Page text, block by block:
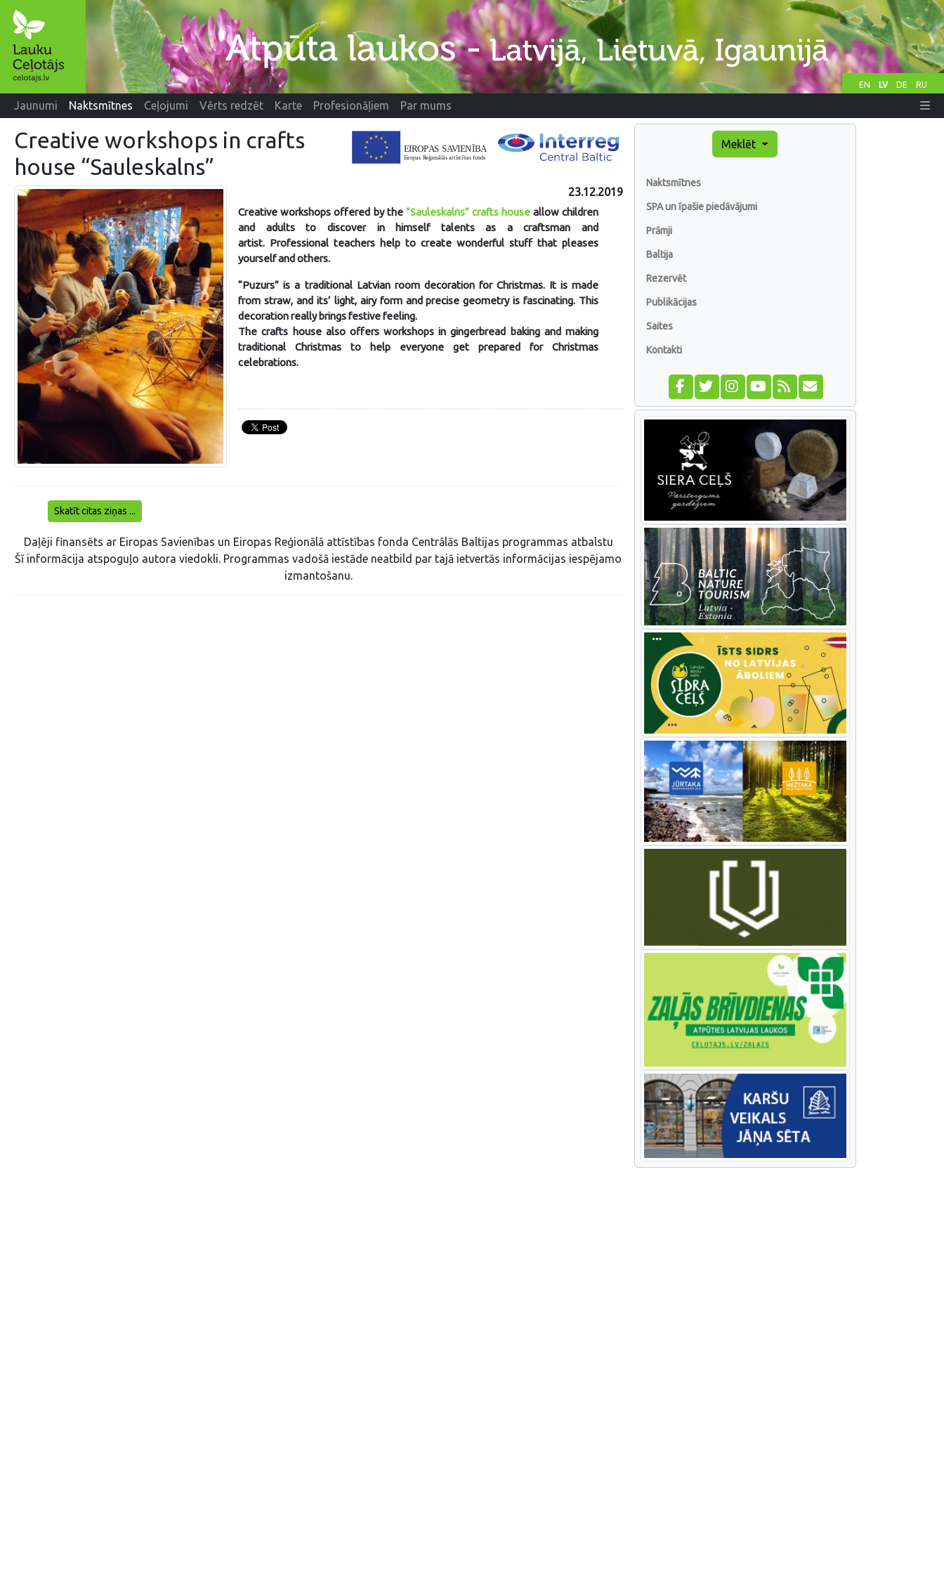
EN LV DE RU
Jaunumi Naktsmītnes Ceļojumi Vērts redzēt Karte Profesionāļiem Par mums
Creative workshops in crafts
house “Sauleskalns”
23.12.2019
Creative workshops offered by the “Sauleskalns” crafts houseallow children
and adults to discover in himself talents as a craftsman and
artist. Professional teachers help to create wonderful stuff that pleases
yourself and others.
“Puzurs” is a traditional Latvian room decoration for Christmas. It is made
from straw, and its’ light, airy form and precise geometry is fascinating. This
decoration really brings festive feeling.
The crafts house also offers workshops in gingerbread baking and making
traditional Christmas to help everyone get prepared for Christmas
celebrations.
Skatīt citas ziņas ...
Daļēji finansēts ar Eiropas Savienības un Eiropas Reģionālā attīstības fonda Centrālās Baltijas programmas atbalstu
Šī informācija atspoguļo autora viedokli. Programmas vadošā iestāde neatbild par tajā ietvertās informācijas iespējamo
izmantošanu.
Meklēt
Naktsmītnes
SPA un īpašie piedāvājumi
Prāmji
Baltija
Rezervēt
Publikācijas
Saites
Kontakti